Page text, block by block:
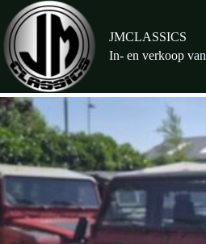
naar
de
inhoud
JMCLASSICS
In- en verkoop